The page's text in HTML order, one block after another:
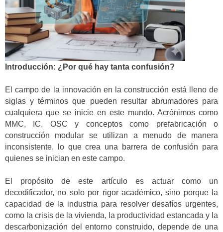
Introducción: ¿Por qué hay tanta confusión?
El campo de la innovación en la construcción está lleno de
siglas y términos que pueden resultar abrumadores para
cualquiera que se inicie en este mundo. Acrónimos como
MMC, IC, OSC y conceptos como prefabricación o
construcción modular se utilizan a menudo de manera
inconsistente, lo que crea una barrera de confusión para
quienes se inician en este campo.
El propósito de este artículo es actuar como un
decodificador, no solo por rigor académico, sino porque la
capacidad de la industria para resolver desafíos urgentes,
como la crisis de la vivienda, la productividad estancada y la
descarbonización del entorno construido, depende de una